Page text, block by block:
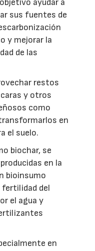
ayudar a
sus fuentes de
y mejorar la
de las
restos
y otros
como
en
el suelo.
biochar, se
en la
bioinsumo
fertilidad del
el agua y
en